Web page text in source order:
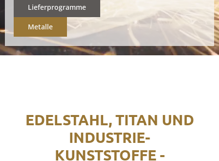
Lieferprogramme
Metalle
EDELSTAHL, TITAN UND
INDUSTRIE-
KUNSTSTOFFE -